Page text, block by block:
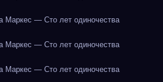
Маркес — Сто лет одиночества
Маркес — Сто лет одиночества
Маркес — Сто лет одиночества